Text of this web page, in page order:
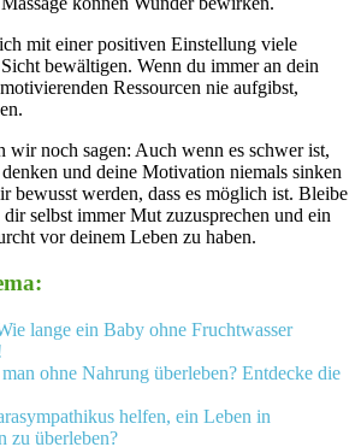
mit einer positiven Einstellung viele
bewältigen. Wenn du immer an dein
Ressourcen nie aufgibst,
wir noch sagen: Auch wenn es schwer ist,
und deine Motivation niemals sinken
bewusst werden, dass es möglich ist. Bleibe
selbst immer Mut zuzusprechen und ein
vor deinem Leben zu haben.
lange ein Baby ohne Fruchtwasser
ohne Nahrung überleben? Entdecke die
helfen, ein Leben in
zu überleben?